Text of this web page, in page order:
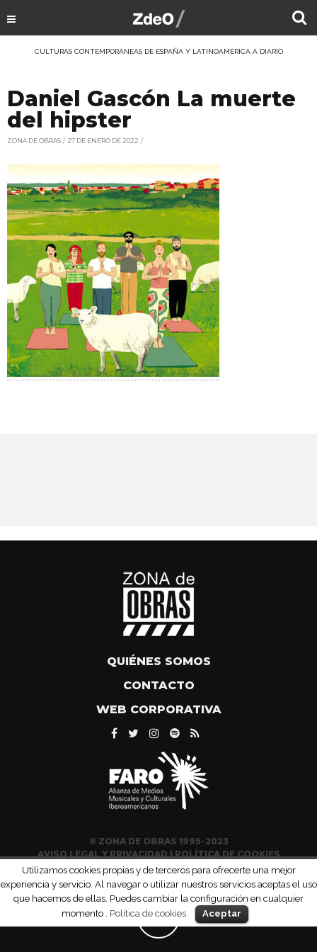
CULTURAS CONTEMPORÁNEAS DE ESPAÑA Y LATINOAMÉRICA A DIARIO
Daniel Gascón La muerte
del hipster
ZONA DE OBRAS 27 DE ENERO DE 2022
QUIÉNES SOMOS
CONTACTO
WEB CORPORATIVA
© ZONA DE OBRAS 1995-2023
AVISO LEGAL Y PRIVACIDAD|POLÍTICA DE COOKIES
Utilizamos cookies propias y de terceros para ofrecerte una mejor
experiencia y servicio. Al navegar o utilizar nuestros servicios aceptas el uso
que hacemos de ellas. Puedes cambiar la configuración en cualquier
momento . Política de cookies Aceptar